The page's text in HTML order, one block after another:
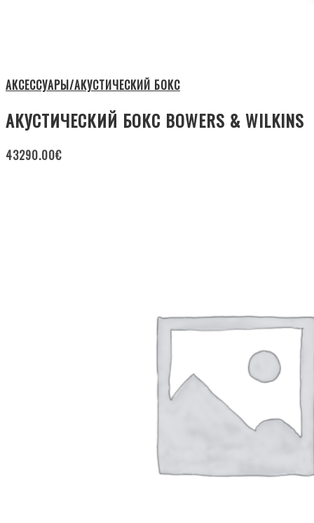
АКСЕССУАРЫ/АКУСТИЧЕСКИЙ БОКС
АКУСТИЧЕСКИЙ БОКС BOWERS & WILKINS
43290.00€